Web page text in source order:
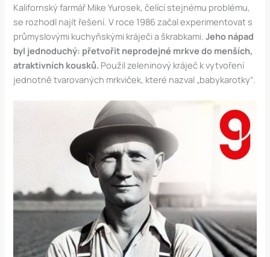
Kalifornský farmář Mike Yurosek, čelící stejnému problému,
se rozhodl najít řešení. V roce 1986 začal experimentovat s
průmyslovými kuchyňskými kráječi a škrabkami.Jeho nápad
byl jednoduchý: přetvořit neprodejné mrkve do menších,
atraktivních kousků. Použil zeleninový kráječ k vytvoření
jednotně tvarovaných mrkviček, které nazval „babykarotky“​.